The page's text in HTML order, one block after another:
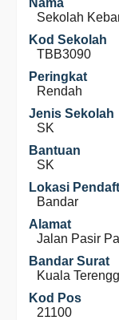
Nama
Sekolah
Kod Sekolah
TBB3090
Peringkat
Rendah
Jenis Sekolah
SK
Bantuan
SK
Lokasi
Bandar
Alamat
Jalan Pasir
Bandar Surat
Kuala
Kod Pos
21100